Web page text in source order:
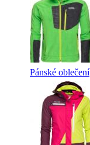
Pánské oblečení